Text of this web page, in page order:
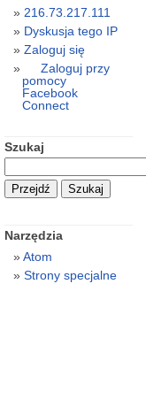
216.73.217.111
Dyskusja tego IP
Zaloguj się
Zaloguj przy
pomocy
Facebook
Connect
Szukaj
Narzędzia
Atom
Strony specjalne